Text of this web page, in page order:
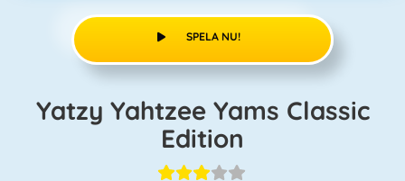
SPELA NU!
Yatzy Yahtzee Yams Classic
Edition